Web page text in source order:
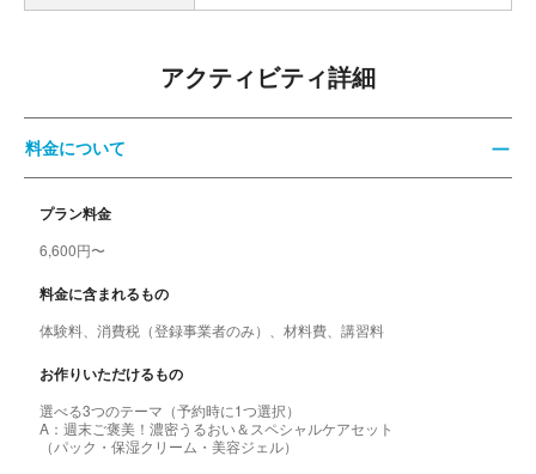
アクティビティ詳細
料金について
プラン料金
6,600円〜
料金に含まれるもの
体験料、消費税（登録事業者のみ）、材料費、講習料
お作りいただけるもの
選べる3つのテーマ（予約時に1つ選択）
A：週末ご褒美！濃密うるおい＆スペシャルケアセット
（パック・保湿クリーム・美容ジェル）